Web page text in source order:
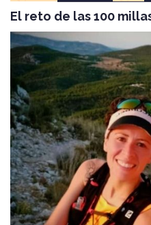
El reto de las 100